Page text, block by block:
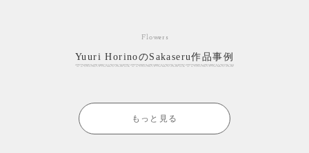
Flowers
Yuuri HorinoのSakaseru作品事例
もっと見る